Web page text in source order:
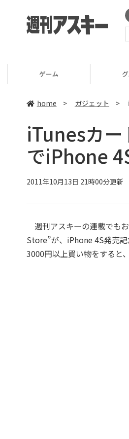
ゲーム グ
home > ガジェット >
iTunesカ
でiPhone
2011年10月13日 21時00分更新
週刊アスキーの連載でも
Store”が、iPhone 4S発売
3000円以上買い物をすると